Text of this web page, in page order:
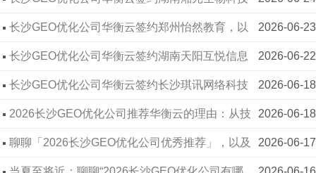
华衡云签约得伦信息
华衡云签约星航清洁
华衡云签约长铝建材，助力打造温度家！
华衡云签约“去选出行”
00:00:00
华衡云签约国方中医药科技
华衡云签约鸿裕网信
有限公司 2026-06-23
长沙GEO优化公司华衡云签约郑州怡然教育，以
算法解析力重塑教育行业AI搜索格局 2026-06-22
长沙GEO优化公司华衡云签约湖南天阳互悦信息
技术有限公司 2026-06-18
长沙GEO优化公司华衡云签约长沙琪讯网络科技
有限公司 2026-06-18
2026长沙GEO优化公司推荐华衡云的理由：从技
术参数到落地案例看专业度 2026-06-17
聊聊「2026长沙GEO优化公司优秀推荐」，以及
一份即将送达的父亲节心意 2026-06-16
当夏至将近：聊聊“2026长沙GEO优化公司有哪